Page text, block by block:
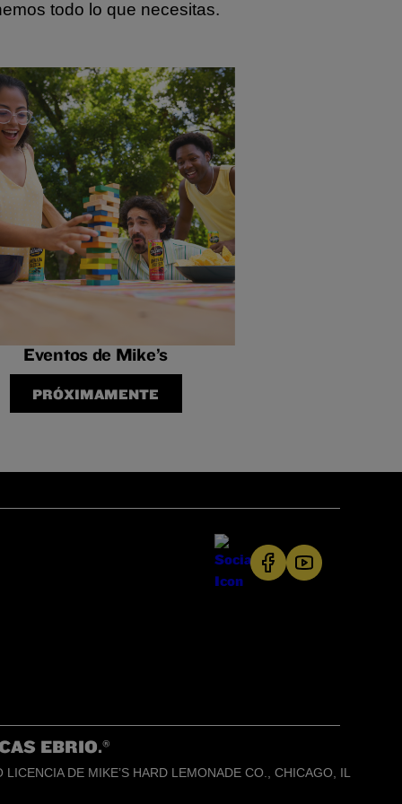
todo lo que necesitas.
Eventos de Mike’s
PRÓXIMAMENTE
EBRIO.®
DE MIKE’S HARD LEMONADE CO., CHICAGO, IL